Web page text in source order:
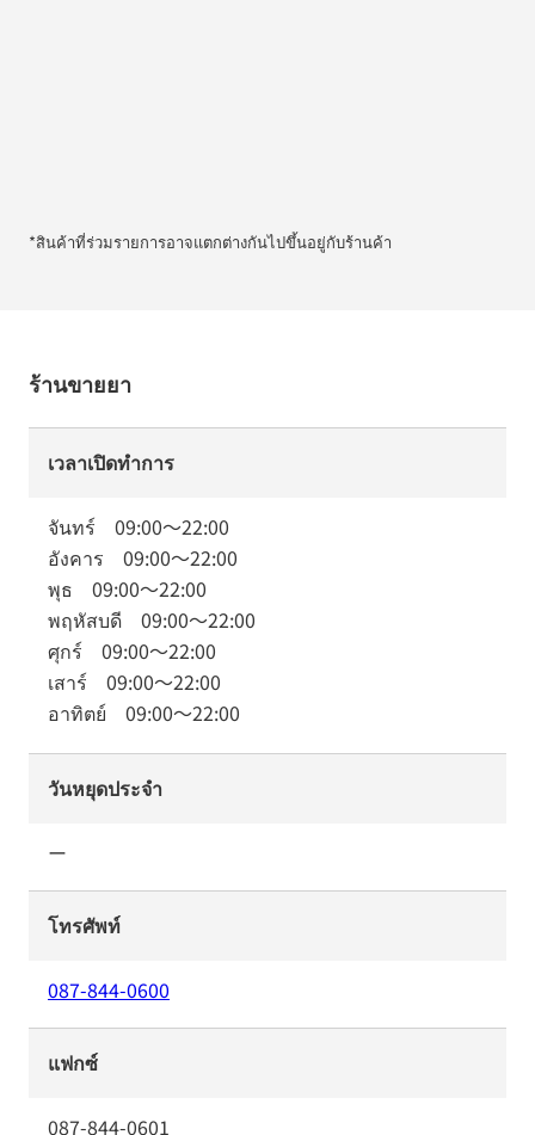
*สินค้าที่ร่วมรายการอาจแตกต่างกันไปขึ้นอยู่กับร้านค้า
ร้านขายยา
เวลาเปิดทำการ
จันทร์ 09:00～22:00
อังคาร 09:00～22:00
พุธ 09:00～22:00
พฤหัสบดี 09:00～22:00
ศุกร์ 09:00～22:00
เสาร์ 09:00～22:00
อาทิตย์ 09:00～22:00
วันหยุดประจำ
ー
โทรศัพท์
087-844-0600
แฟกซ์
087-844-0601